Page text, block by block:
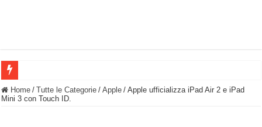
BASTA FATICARE! Questo robot tagliaerba lo appoggi e fa tutto lui! (Senza
Home / Tutte le Categorie / Apple / Apple ufficializza iPad Air 2 e iPad
Mini 3 con Touch ID.